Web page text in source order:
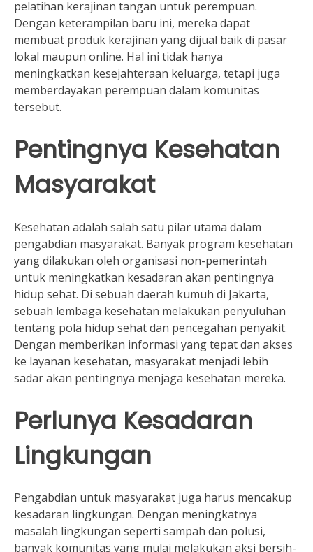
pelatihan kerajinan tangan untuk perempuan.
Dengan keterampilan baru ini, mereka dapat
membuat produk kerajinan yang dijual baik di pasar
lokal maupun online. Hal ini tidak hanya
meningkatkan kesejahteraan keluarga, tetapi juga
memberdayakan perempuan dalam komunitas
tersebut.
Pentingnya Kesehatan
Masyarakat
Kesehatan adalah salah satu pilar utama dalam
pengabdian masyarakat. Banyak program kesehatan
yang dilakukan oleh organisasi non-pemerintah
untuk meningkatkan kesadaran akan pentingnya
hidup sehat. Di sebuah daerah kumuh di Jakarta,
sebuah lembaga kesehatan melakukan penyuluhan
tentang pola hidup sehat dan pencegahan penyakit.
Dengan memberikan informasi yang tepat dan akses
ke layanan kesehatan, masyarakat menjadi lebih
sadar akan pentingnya menjaga kesehatan mereka.
Perlunya Kesadaran
Lingkungan
Pengabdian untuk masyarakat juga harus mencakup
kesadaran lingkungan. Dengan meningkatnya
masalah lingkungan seperti sampah dan polusi,
banyak komunitas yang mulai melakukan aksi bersih-